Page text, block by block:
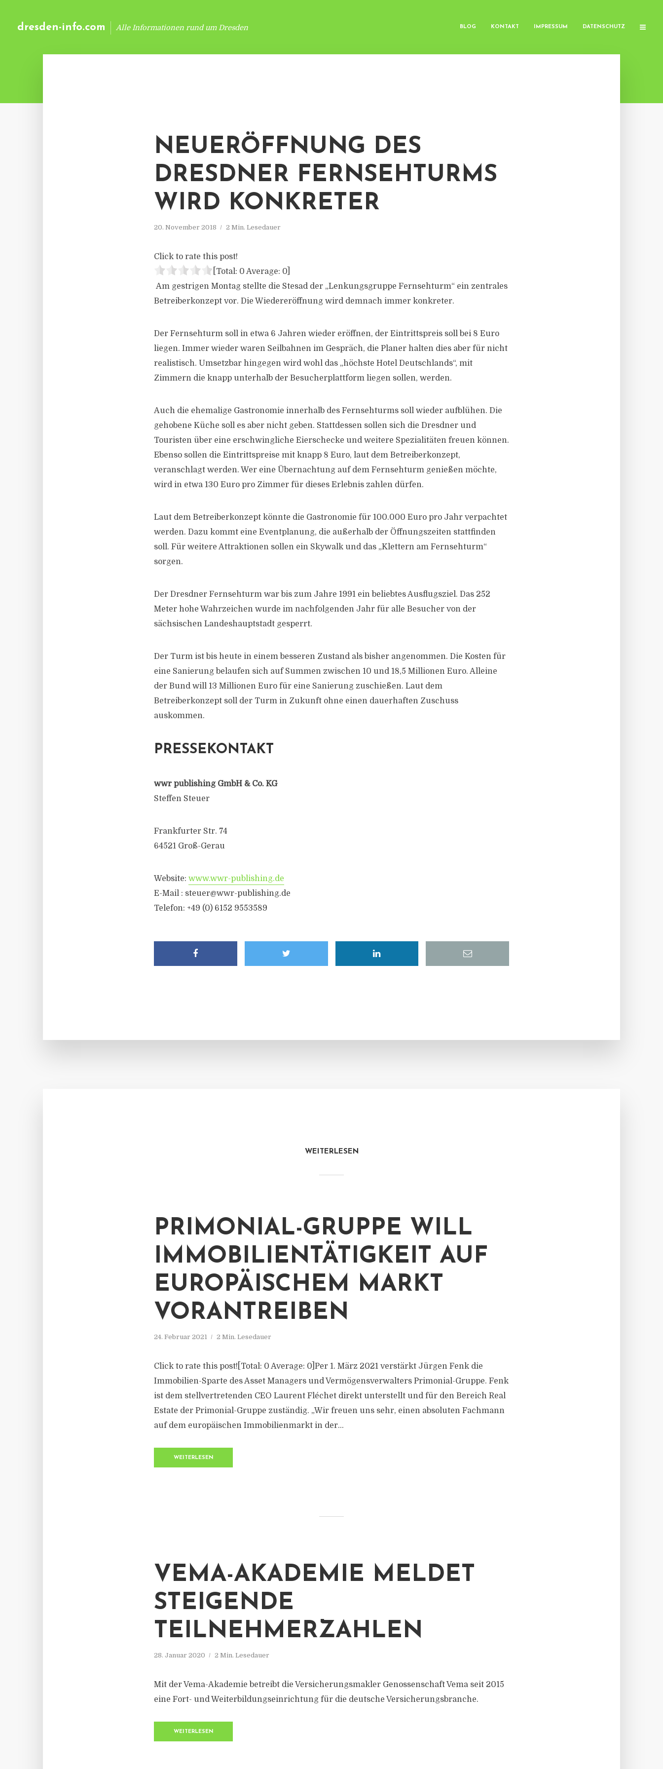
dresden-info.com Alle Informationen rund um Dresden BLOG KONTAKT IMPRESSUM DATENSCHUTZ
NEUERÖFFNUNG DES
DRESDNER FERNSEHTURMS
WIRD KONKRETER
20. November 2018 2 Min. Lesedauer
Click to rate this post!
[Total: 0 Average: 0
Am gestrigen Montag stellte die Stesad der „Lenkungsgruppe Fernsehturm“ ein zentrales
Betreiberkonzept vor. Die Wiedereröffnung wird demnach immer konkreter.
Der Fernsehturm soll in etwa 6 Jahren wieder eröffnen, der Eintrittspreis soll bei 8 Euro
liegen. Immer wieder waren Seilbahnen im Gespräch, die Planer halten dies aber für nicht
realistisch. Umsetzbar hingegen wird wohl das „höchste Hotel Deutschlands“, mit
Zimmern die knapp unterhalb der Besucherplattform liegen sollen, werden.
Auch die ehemalige Gastronomie innerhalb des Fernsehturms soll wieder aufblühen. Die
gehobene Küche soll es aber nicht geben. Stattdessen sollen sich die Dresdner und
Touristen über eine erschwingliche Eierschecke und weitere Spezialitäten freuen können.
Ebenso sollen die Eintrittspreise mit knapp 8 Euro, laut dem Betreiberkonzept,
veranschlagt werden. Wer eine Übernachtung auf dem Fernsehturm genießen möchte,
wird in etwa 130 Euro pro Zimmer für dieses Erlebnis zahlen dürfen.
Laut dem Betreiberkonzept könnte die Gastronomie für 100.000 Euro pro Jahr verpachtet
werden. Dazu kommt eine Eventplanung, die außerhalb der Öffnungszeiten stattfinden
soll. Für weitere Attraktionen sollen ein Skywalk und das „Klettern am Fernsehturm“
sorgen.
Der Dresdner Fernsehturm war bis zum Jahre 1991 ein beliebtes Ausflugsziel. Das 252
Meter hohe Wahrzeichen wurde im nachfolgenden Jahr für alle Besucher von der
sächsischen Landeshauptstadt gesperrt.
Der Turm ist bis heute in einem besseren Zustand als bisher angenommen. Die Kosten für
eine Sanierung belaufen sich auf Summen zwischen 10 und 18,5 Millionen Euro. Alleine
der Bund will 13 Millionen Euro für eine Sanierung zuschießen. Laut dem
Betreiberkonzept soll der Turm in Zukunft ohne einen dauerhaften Zuschuss
auskommen.
PRESSEKONTAKT
wwr publishing GmbH & Co. KG
Steffen Steuer
Frankfurter Str. 74
64521 Groß-Gerau
Website: www.wwr-publishing.de
E-Mail : steuer@wwr-publishing.de
Telefon: +49 (0) 6152 9553589
WEITERLESEN
PRIMONIAL-GRUPPE WILL
IMMOBILIENTÄTIGKEIT AUF
EUROPÄISCHEM MARKT
VORANTREIBEN
24. Februar 2021 2 Min. Lesedauer
Click to rate this post![Total: 0 Average: 0]Per 1. März 2021 verstärkt Jürgen Fenk die
Immobilien-Sparte des Asset Managers und Vermögensverwalters Primonial-Gruppe. Fenk
ist dem stellvertretenden CEO Laurent Fléchet direkt unterstellt und für den Bereich Real
Estate der Primonial-Gruppe zuständig. „Wir freuen uns sehr, einen absoluten Fachmann
auf dem europäischen Immobilienmarkt in der...
WEITERLESEN
VEMA-AKADEMIE MELDET
STEIGENDE
TEILNEHMERZAHLEN
28. Januar 2020 2 Min. Lesedauer
Mit der Vema-Akademie betreibt die Versicherungsmakler Genossenschaft Vema seit 2015
eine Fort- und Weiterbildungseinrichtung für die deutsche Versicherungsbranche.
WEITERLESEN